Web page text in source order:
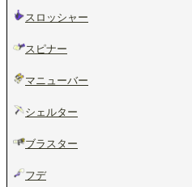
スロッシャー
スピナー
マニューバー
シェルター
ブラスター
フデ